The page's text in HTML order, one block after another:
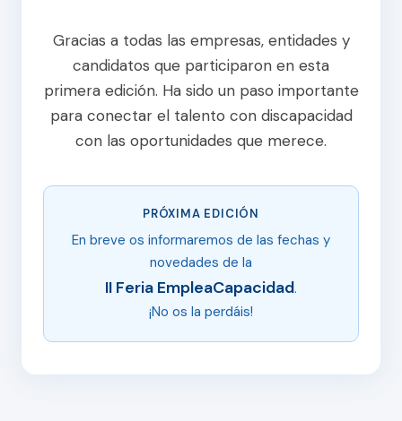
Gracias a todas las empresas, entidades y
candidatos que participaron en esta
primera edición. Ha sido un paso importante
para conectar el talento con discapacidad
con las oportunidades que merece.
PRÓXIMA EDICIÓN
En breve os informaremos de las fechas y
novedades de la
II Feria EmpleaCapacidad.
¡No os la perdáis!